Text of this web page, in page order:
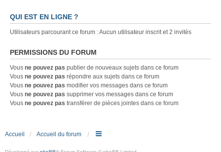
QUI EST EN LIGNE ?
Utilisateurs parcourant ce forum : Aucun utilisateur inscrit et 2 invités
PERMISSIONS DU FORUM
Vous ne pouvez pas publier de nouveaux sujets dans ce forum
Vous ne pouvez pas répondre aux sujets dans ce forum
Vous ne pouvez pas modifier vos messages dans ce forum
Vous ne pouvez pas supprimer vos messages dans ce forum
Vous ne pouvez pas transférer de pièces jointes dans ce forum
Accueil Accueil du forum